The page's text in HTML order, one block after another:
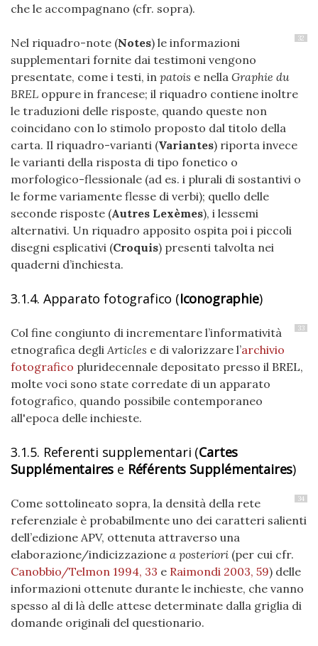
che le accompagnano (cfr. sopra).
32
Nel riquadro-note (Notes) le informazioni
supplementari fornite dai testimoni vengono
presentate, come i testi, in patois e nella Graphie du
BREL oppure in francese; il riquadro contiene inoltre
le traduzioni delle risposte, quando queste non
coincidano con lo stimolo proposto dal titolo della
carta. Il riquadro-varianti (Variantes) riporta invece
le varianti della risposta di tipo fonetico o
morfologico-flessionale (ad es. i plurali di sostantivi o
le forme variamente flesse di verbi); quello delle
seconde risposte (Autres Lexèmes), i lessemi
alternativi. Un riquadro apposito ospita poi i piccoli
disegni esplicativi (Croquis) presenti talvolta nei
quaderni d’inchiesta.
3.1.4. Apparato fotografico (Iconographie)
33
Col fine congiunto di incrementare l’informatività
etnografica degli Articles e di valorizzare l’archivio
fotografico pluridecennale depositato presso il BREL,
molte voci sono state corredate di un apparato
fotografico, quando possibile contemporaneo
all'epoca delle inchieste.
3.1.5. Referenti supplementari (Cartes
Supplémentaires e Référents Supplémentaires)
34
Come sottolineato sopra, la densità della rete
referenziale è probabilmente uno dei caratteri salienti
dell’edizione APV, ottenuta attraverso una
elaborazione/indicizzazione a posteriori (per cui cfr.
Canobbio/Telmon 1994, 33 e Raimondi 2003, 59) delle
informazioni ottenute durante le inchieste, che vanno
spesso al di là delle attese determinate dalla griglia di
domande originali del questionario.